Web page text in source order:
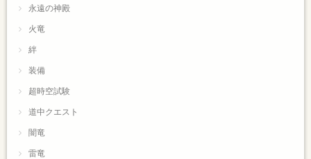
永遠の神殿
火竜
絆
装備
超時空試験
道中クエスト
闇竜
雷竜